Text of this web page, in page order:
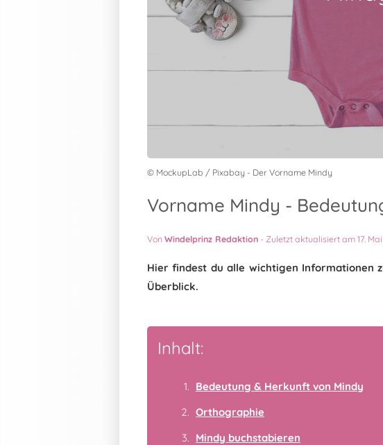
© MockupLab / Pixabay - Der Vorname Mindy
Vorname Mindy -
VonWindelprinz Redaktion - Zuletzt aktualisiert am 17.
Hier findest du alle wichtigen Informationen
Überblick.
Inhalt:
Bedeutung & Herkunft von Mindy
Orthographie
Mindy buchstabieren